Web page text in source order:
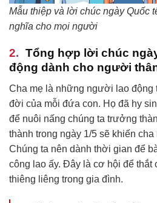
Mẫu thiệp và lời chúc ngày Quốc
nghĩa cho mọi người
Tổng hợp lời chúc
động dành cho người
Cha mẹ là những người lao động
đời của mỗi đứa con. Họ đã hy
để nuôi nấng chúng ta trưởng
thành trong ngày 1/5 sẽ khiến cha
Chúng ta nên dành thời gian để
công lao ấy. Đây là cơ hội để thắt
thiêng liêng trong gia đình.